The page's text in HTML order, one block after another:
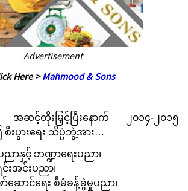
Advertisement
Here > Mahmood & Sons
ဆင့်တိုးမြှင့်ပြီးနောက် ၂၀၁၄-၂၀၁၅
ပွားရေး သိပ္ပံဘွဲ့အား…
ညာနှင့် ဘဏ္ဍာရေးပညာ၊
းအင်းပညာ၊
ဆောင်ရေး စီမံခန့်ခွဲမှုပညာ၊